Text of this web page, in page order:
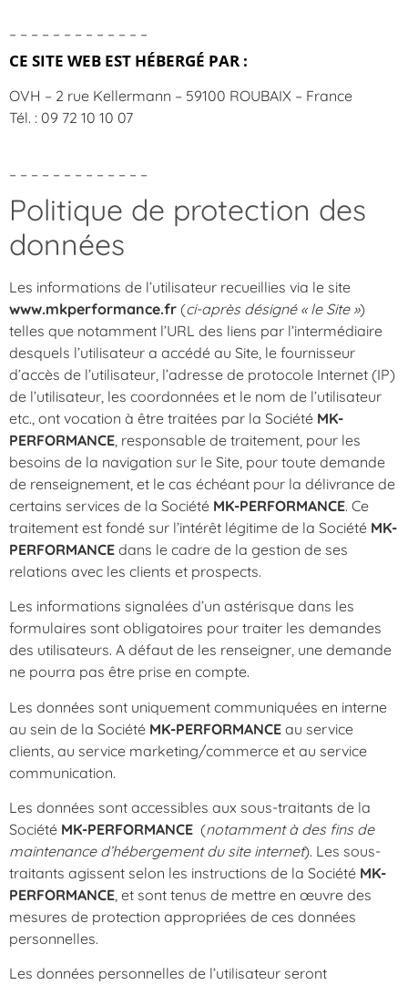
– – – – – – – – – – – – –
CE SITE WEB EST HÉBERGÉ PAR :
OVH – 2 rue Kellermann – 59100 ROUBAIX – France
Tél. : 09 72 10 10 07
– – – – – – – – – – – – –
Politique de protection des
données
Les informations de l’utilisateur recueillies via le site
www.mkperformance.fr (ci-après désigné « le Site »)
telles que notamment l’URL des liens par l’intermédiaire
desquels l’utilisateur a accédé au Site, le fournisseur
d’accès de l’utilisateur, l’adresse de protocole Internet (IP)
de l’utilisateur, les coordonnées et le nom de l’utilisateur
etc., ont vocation à être traitées par la Société MK-
PERFORMANCE , responsable de traitement, pour les
besoins de la navigation sur le Site, pour toute demande
de renseignement, et le cas échéant pour la délivrance de
certains services de la Société MK-PERFORMANCE. Ce
traitement est fondé sur l’intérêt légitime de la Société MK-
PERFORMANCE dans le cadre de la gestion de ses
relations avec les clients et prospects.
Les informations signalées d’un astérisque dans les
formulaires sont obligatoires pour traiter les demandes
des utilisateurs. A défaut de les renseigner, une demande
ne pourra pas être prise en compte.
Les données sont uniquement communiquées en interne
au sein de la Société MK-PERFORMANCE au service
clients, au service marketing/commerce et au service
communication.
Les données sont accessibles aux sous-traitants de la
Société MK-PERFORMANCE (notamment à des fins de
maintenance d’hébergement du site internet). Les sous-
traitants agissent selon les instructions de la Société MK-
PERFORMANCE, et sont tenus de mettre en œuvre des
mesures de protection appropriées de ces données
personnelles.
Les données personnelles de l’utilisateur seront